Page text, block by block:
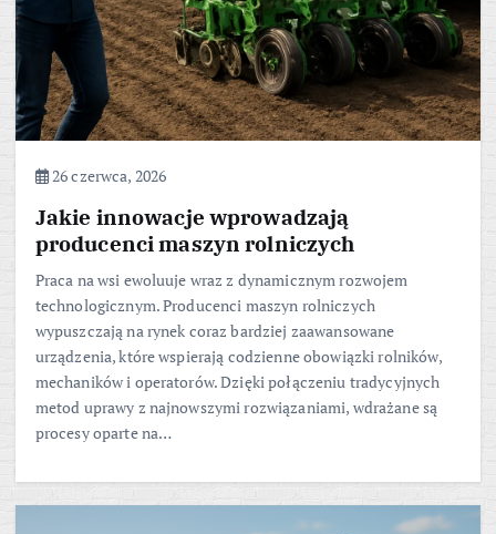
26 czerwca, 2026
Jakie innowacje wprowadzają
producenci maszyn rolniczych
Praca na wsi ewoluuje wraz z dynamicznym rozwojem
technologicznym. Producenci maszyn rolniczych
wypuszczają na rynek coraz bardziej zaawansowane
urządzenia, które wspierają codzienne obowiązki rolników,
mechaników i operatorów. Dzięki połączeniu tradycyjnych
metod uprawy z najnowszymi rozwiązaniami, wdrażane są
procesy oparte na…